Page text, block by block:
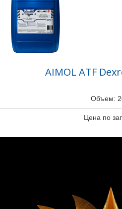
AIMOL ATF
Объем:
Цена по